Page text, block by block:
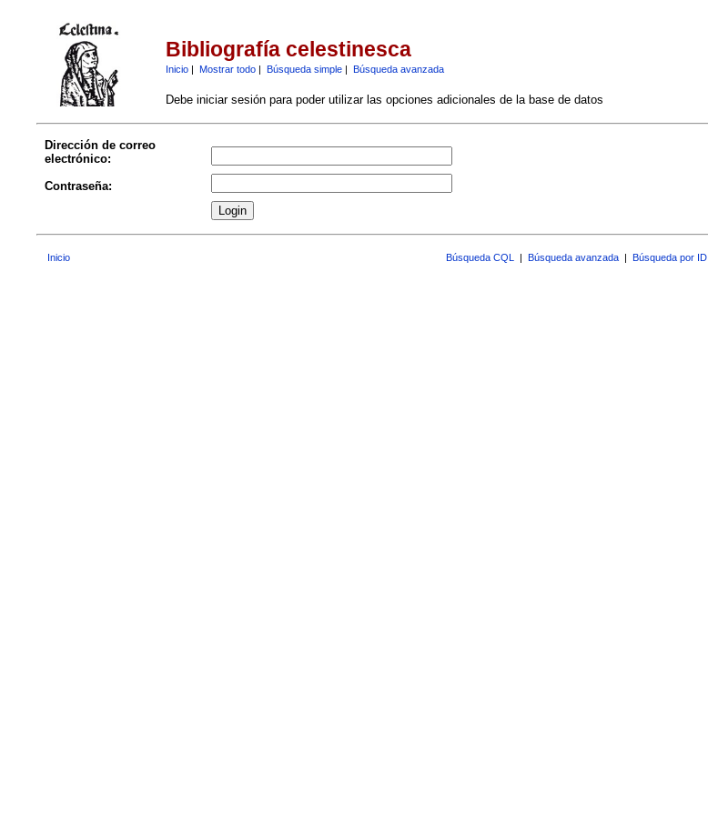
Bibliografía celestinesca
Inicio| Mostrar todo| Búsqueda simple| Búsqueda avanzada
Debe iniciar sesión para poder utilizar las opciones adicionales de la base de datos
Dirección de correo
electrónico:
Contraseña:
Inicio Búsqueda CQL | Búsqueda avanzada | Búsqueda por ID